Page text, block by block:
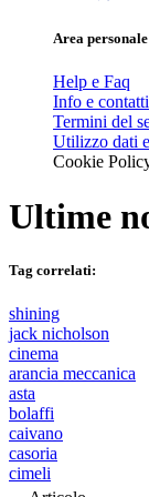
Area personale
Help e Faq
Info e contatti
Termini del
Utilizzo dati
Cookie
Ultime
Tag correlati:
shining
jack nicholson
cinema
arancia meccanica
asta
bolaffi
caivano
casoria
cimeli